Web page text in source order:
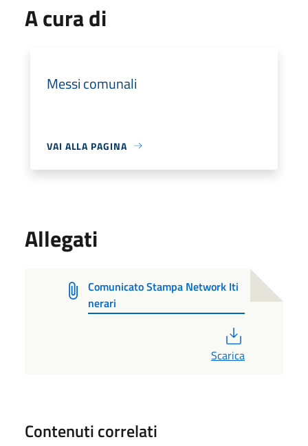
A cura di
Messi comunali
VAI ALLA PAGINA
Allegati
Comunicato Stampa Network Iti
nerari
Scarica
Contenuti correlati